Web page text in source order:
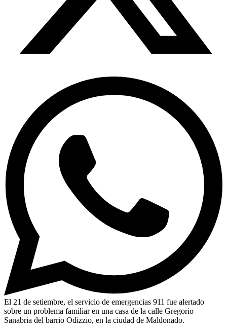
El 21 de setiembre, el servicio de emergencias 911 fue alertado
sobre un problema familiar en una casa de la calle Gregorio
Sanabria del barrio Odizzio, en la ciudad de Maldonado.